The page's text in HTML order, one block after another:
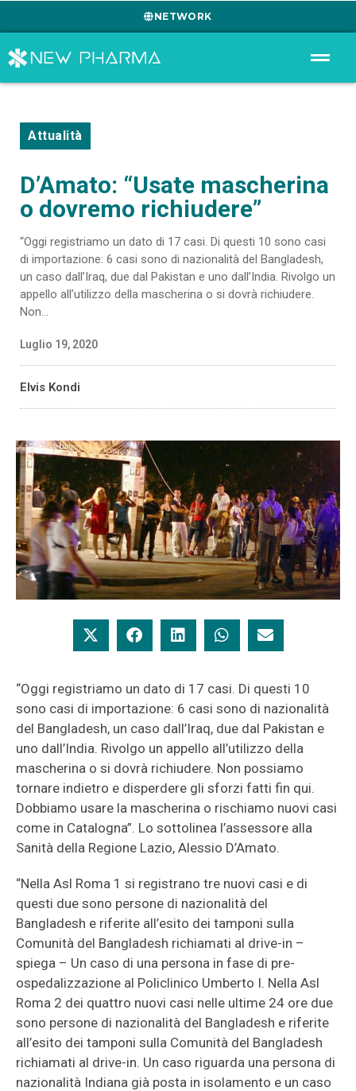
NETWORK
Attualità
D’Amato: “Usate mascherina
o dovremo richiudere”
“Oggi registriamo un dato di 17 casi. Di questi 10 sono casi
di importazione: 6 casi sono di nazionalità del Bangladesh,
un caso dall’Iraq, due dal Pakistan e uno dall’India. Rivolgo un
appello all’utilizzo della mascherina o si dovrà richiudere.
Non...
Luglio 19, 2020
Elvis Kondi
“Oggi registriamo un dato di 17 casi. Di questi 10
sono casi di importazione: 6 casi sono di nazionalità
del Bangladesh, un caso dall’Iraq, due dal Pakistan e
uno dall’India. Rivolgo un appello all’utilizzo della
mascherina o si dovrà richiudere. Non possiamo
tornare indietro e disperdere gli sforzi fatti fin qui.
Dobbiamo usare la mascherina o rischiamo nuovi casi
come in Catalogna”. Lo sottolinea l’assessore alla
Sanità della Regione Lazio, Alessio D’Amato.
“Nella Asl Roma 1 si registrano tre nuovi casi e di
questi due sono persone di nazionalità del
Bangladesh e riferite all’esito dei tamponi sulla
Comunità del Bangladesh richiamati al drive-in –
spiega – Un caso di una persona in fase di pre-
ospedalizzazione al Policlinico Umberto I. Nella Asl
Roma 2 dei quattro nuovi casi nelle ultime 24 ore due
sono persone di nazionalità del Bangladesh e riferite
all’esito dei tamponi sulla Comunità del Bangladesh
richiamati al drive-in. Un caso riguarda una persona di
nazionalità Indiana già posta in isolamento e un caso